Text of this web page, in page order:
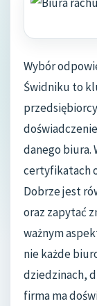
Wybór
Świdniku to
danego biura.
certyfikatach
Dobrze jest
oraz zapytać
ważnym
nie każde
dziedzinach,
firma ma